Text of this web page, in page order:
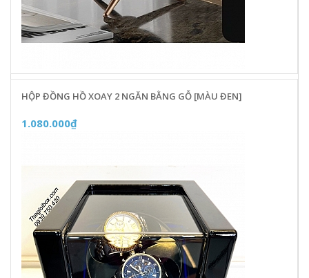
HỘP ĐỒNG HỒ XOAY 2 NGĂN BẰNG GỖ [MÀU ĐEN]
1.080.000₫